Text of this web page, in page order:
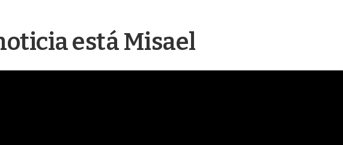
está Misael